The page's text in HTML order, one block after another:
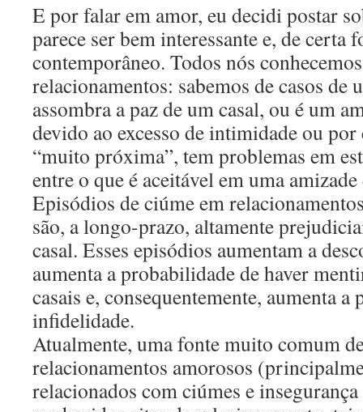
E por falar em amor, eu decidi postar
parece ser bem interessante e, de certa
contemporâneo. Todos nós
relacionamentos: sabemos de casos de
assombra a paz de um casal, ou é um
devido ao excesso de intimidade ou por
“muito próxima”, tem problemas em
entre o que é aceitável em uma
Episódios de ciúme em
são, a longo-prazo, altamente
casal. Esses episódios aumentam a
aumenta a probabilidade de haver
casais e, consequentemente, aumenta
infidelidade.
Atualmente, uma fonte muito comum
relacionamentos amorosos
relacionados com ciúmes e